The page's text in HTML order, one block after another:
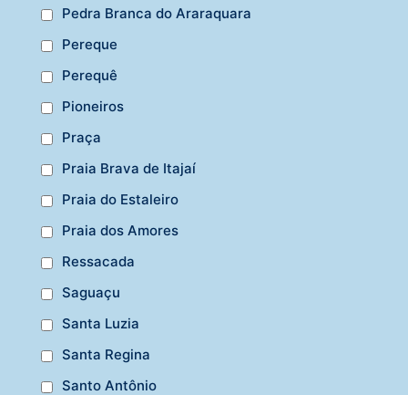
Pedra Branca do Araraquara
Pereque
Perequê
Pioneiros
Praça
Praia Brava de Itajaí
Praia do Estaleiro
Praia dos Amores
Ressacada
Saguaçu
Santa Luzia
Santa Regina
Santo Antônio